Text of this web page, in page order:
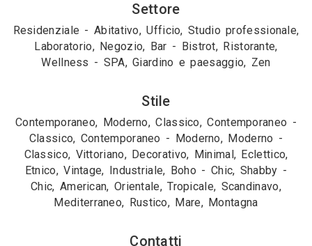
Settore
Residenziale - Abitativo, Ufficio, Studio professionale,
Laboratorio, Negozio, Bar - Bistrot, Ristorante,
Wellness - SPA, Giardino e paesaggio, Zen
Stile
Contemporaneo, Moderno, Classico, Contemporaneo -
Classico, Contemporaneo - Moderno, Moderno -
Classico, Vittoriano, Decorativo, Minimal, Eclettico,
Etnico, Vintage, Industriale, Boho - Chic, Shabby -
Chic, American, Orientale, Tropicale, Scandinavo,
Mediterraneo, Rustico, Mare, Montagna
Contatti